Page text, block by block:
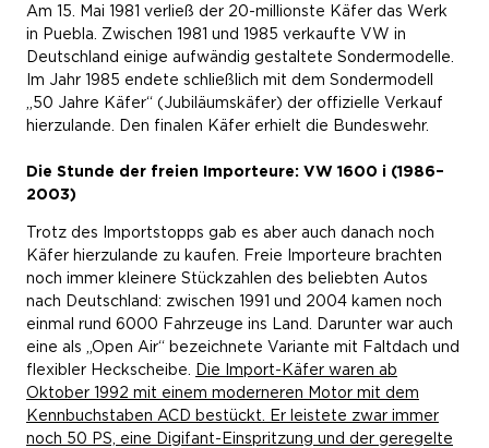
Am 15. Mai 1981 verließ der 20-millionste Käfer das Werk
in Puebla. Zwischen 1981 und 1985 verkaufte VW in
Deutschland einige aufwändig gestaltete Sondermodelle.
Im Jahr 1985 endete schließlich mit dem Sondermodell
„50 Jahre Käfer“ (Jubiläumskäfer) der offizielle Verkauf
hierzulande. Den finalen Käfer erhielt die Bundeswehr.
Die Stunde der freien Importeure: VW 1600 i (1986–
2003)
Trotz des Importstopps gab es aber auch danach noch
Käfer hierzulande zu kaufen. Freie Importeure brachten
noch immer kleinere Stückzahlen des beliebten Autos
nach Deutschland: zwischen 1991 und 2004 kamen noch
einmal rund 6000 Fahrzeuge ins Land. Darunter war auch
eine als „Open Air“ bezeichnete Variante mit Faltdach und
flexibler Heckscheibe.
Die Import-Käfer waren ab
Oktober 1992 mit einem moderneren Motor mit dem
Kennbuchstaben ACD bestückt. Er leistete zwar immer
noch 50 PS, eine Digifant-Einspritzung und der geregelte